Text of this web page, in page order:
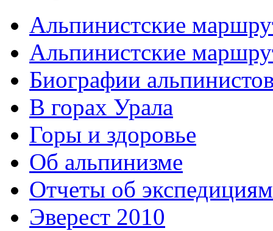
Альпинистские
Альпинистские
Биографии
В горах Урала
Горы и здоровье
Об альпинизме
Отчеты об экспедициям
Эверест 2010